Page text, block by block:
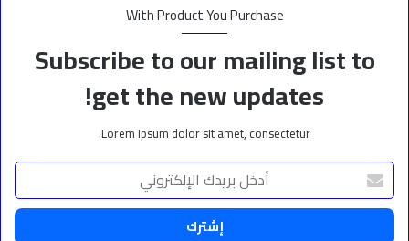
With Product You Purchase
Subscribe to our mailing list to
get the new updates!
Lorem ipsum dolor sit amet, consectetur.
أدخل
بريدك
الإلكتروني